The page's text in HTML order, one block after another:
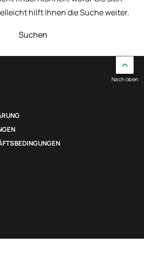
hilft Ihnen die Suche weiter.
Nach oben